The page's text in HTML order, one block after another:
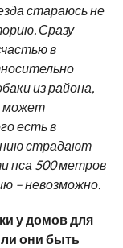
стараюсь не
Сразу
в
из района,
может
есть в
страдают
пса 500 метров
– невозможно.
у домов для
они быть